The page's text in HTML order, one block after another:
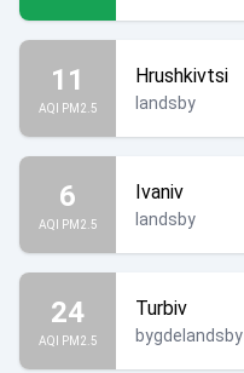
11
AQI PM2.5
Hrushkivtsi
landsby
6
AQI PM2.5
Ivaniv
landsby
24
AQI PM2.5
Turbiv
bygdelandsby